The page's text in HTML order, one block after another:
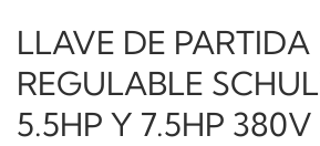
LLAVE DE PARTIDA
REGULABLE
5.5HP Y 7.5HP 380V